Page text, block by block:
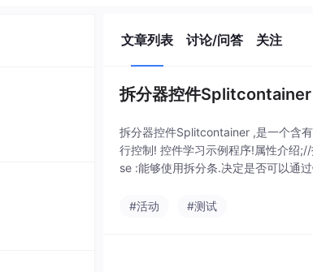
文章列表 讨论/问答 关注
拆分器控件Splitcontainer
拆分器控件Splitcontainer ,是一个含
行控制! 控件学习示例程序!属性介绍
se :能够使用拆分条.决定是否可以通
#活动 #测试